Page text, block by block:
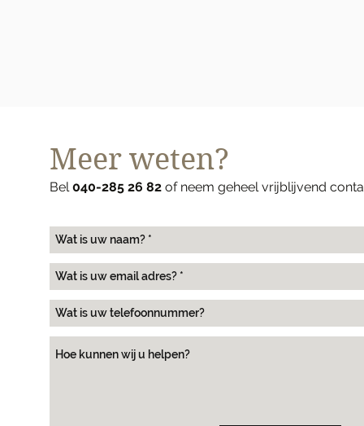
Meer weten?
Bel040-285 26 82 of neem geheel vrijblijvend